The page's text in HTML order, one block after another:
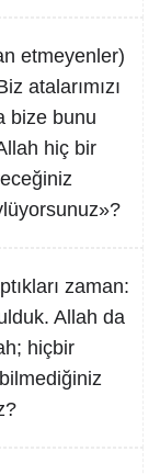
etmeyenler)
atalarımızı
bize bunu
hiç bir
zaman:
Allah da
hiçbir